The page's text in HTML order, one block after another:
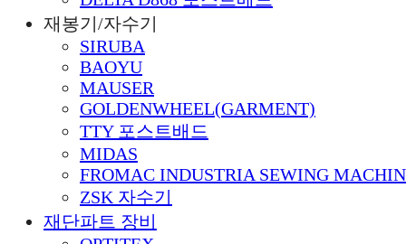
재봉기/자수기
SIRUBA
BAOYU
MAUSER
GOLDENWHEEL(GARMENT)
TTY 포스트배드
MIDAS
FROMAC INDUSTRIA SEWING
ZSK 자수기
재단파트 장비